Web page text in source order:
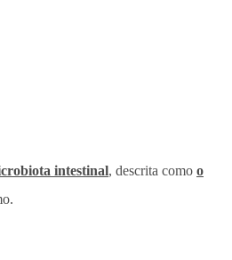
intestinal, descrita como o